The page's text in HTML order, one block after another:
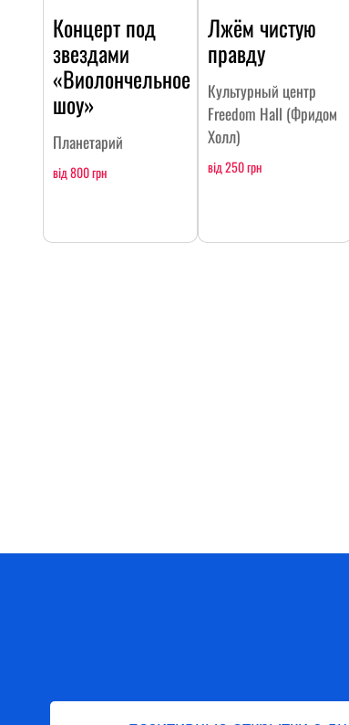
Концерт под
звездами
«Виолончельное
шоу»
Планетарий
від 800 грн
Лжём чистую
правду
Культурный центр
Freedom Hall (Фридом
Холл)
від 250 грн